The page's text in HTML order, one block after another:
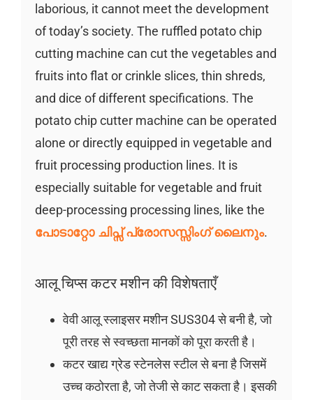
laborious, it cannot meet the development
of today’s society. The ruffled potato chip
cutting machine can cut the vegetables and
fruits into flat or crinkle slices, thin shreds,
and dice of different specifications. The
potato chip cutter machine can be operated
alone or directly equipped in vegetable and
fruit processing production lines. It is
especially suitable for vegetable and fruit
deep-processing processing lines, like the
പോടാറ്റോ ചിപ്സ് പ്രോസസ്സിംഗ് ലൈനും.
आलू चिप्स कटर मशीन की विशेषताएँ
वेवी आलू स्लाइसर मशीन SUS304 से बनी है, जो
पूरी तरह से स्वच्छता मानकों को पूरा करती है।
कटर खाद्य ग्रेड स्टेनलेस स्टील से बना है जिसमें
उच्च कठोरता है, जो तेजी से काट सकता है। इसकी